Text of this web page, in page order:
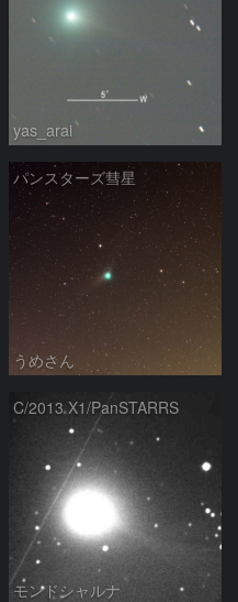
yas_arai
パンスターズ彗星
うめさん
C/2013 X1/PanSTARRS
モンドシャルナ